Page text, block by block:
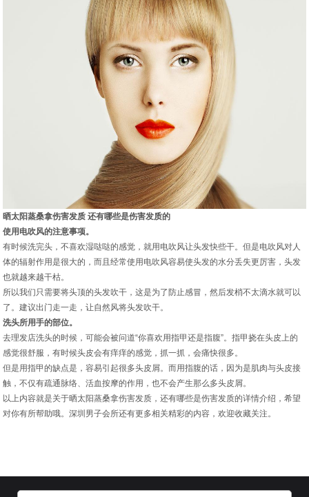
晒太阳蒸桑拿伤害发质 还有哪些是伤害发质的
使用电吹风的注意事项。
有时候洗完头，不喜欢湿哒哒的感觉，就用电吹风让头发快些干。但是电吹风对人
体的辐射作用是很大的，而且经常使用电吹风容易使头发的水分丢失更厉害，头发
也就越来越干枯。
所以我们只需要将头顶的头发吹干，这是为了防止感冒，然后发梢不太滴水就可以
了。建议出门走一走，让自然风将头发吹干。
洗头所用手的部位。
去理发店洗头的时候，可能会被问道“你喜欢用指甲还是指腹”。指甲挠在头皮上的
感觉很舒服，有时候头皮会有痒痒的感觉，抓一抓，会痛快很多。
但是用指甲的缺点是，容易引起很多头皮屑。而用指腹的话，因为是肌肉与头皮接
触，不仅有疏通脉络、活血按摩的作用，也不会产生那么多头皮屑。
以上内容就是关于晒太阳蒸桑拿伤害发质，还有哪些是伤害发质的详情介绍，希望
对你有所帮助哦。深圳男子会所还有更多相关精彩的内容，欢迎收藏关注。